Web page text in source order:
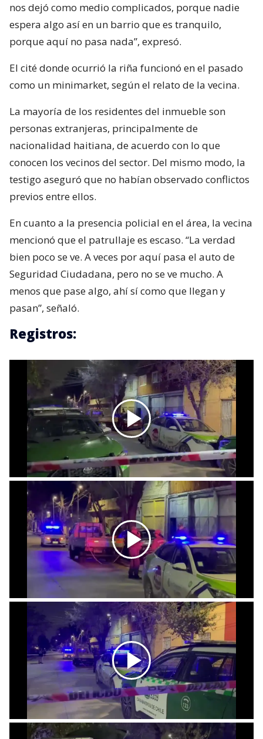
nos dejó como medio complicados, porque nadie
espera algo así en un barrio que es tranquilo,
porque aquí no pasa nada”, expresó.
El cité donde ocurrió la riña funcionó en el pasado
como un minimarket, según el relato de la vecina.
La mayoría de los residentes del inmueble son
personas extranjeras, principalmente de
nacionalidad haitiana, de acuerdo con lo que
conocen los vecinos del sector. Del mismo modo, la
testigo aseguró que no habían observado conflictos
previos entre ellos.
En cuanto a la presencia policial en el área, la vecina
mencionó que el patrullaje es escaso. “La verdad
bien poco se ve. A veces por aquí pasa el auto de
Seguridad Ciudadana, pero no se ve mucho. A
menos que pase algo, ahí sí como que llegan y
pasan”, señaló.
Registros: